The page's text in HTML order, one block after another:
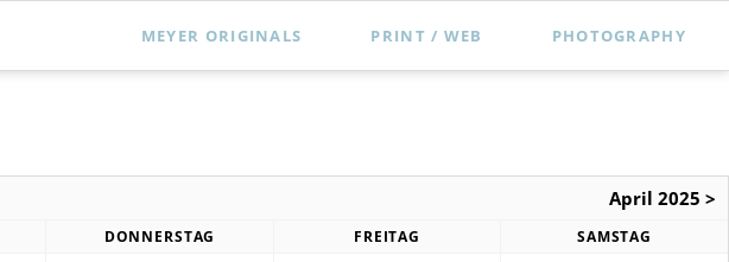
MEYER ORIGINALS PRINT / WEB PHOTOGRAPHY
Performance
Portrait
April 2025 >
DONNERSTAG FREITAG SAMSTAG